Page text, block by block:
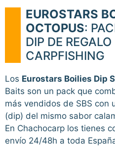
EUROSTARS
OCTOPUS:
DIP DE REGALO
CARPFISHING
Los Eurostars Boilies Dip
Baits son un pack que
más vendidos de SBS con
(dip) del mismo sabor
En Chachocarp los tienes
envío 24/48h a toda